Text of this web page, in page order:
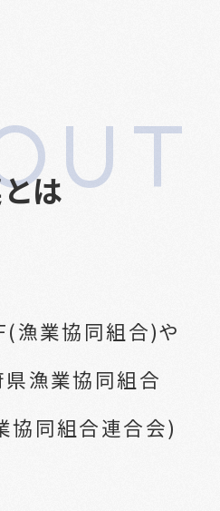
は
漁業協同組合)や
漁業協同組合
協同組合連合会)